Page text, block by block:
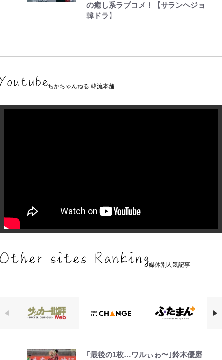
の癒し系ラブコメ！【サランヘジョ
韓ドラ】
ちかちゃんねる 韓流本舗
媒体別人気記事
｢最後の1枚…ワルぃゎ〜｣鈴木優磨
人気漫画家・江口寿史がお金がなく
「見るんじゃなかった」怪奇に心
じいちゃんの夏の思い出だゾ
宮崎麗果、“10キロ減”告白後の背
公式-魔王様、リトライ!R R第58話
より快適な「車中泊」には、こんな
空の轍と大地の雲と 第1回